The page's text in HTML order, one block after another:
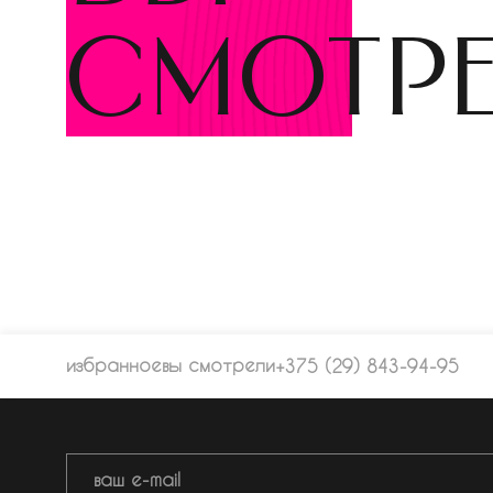
избранноевы смотрели+375 (29) 843-94-95